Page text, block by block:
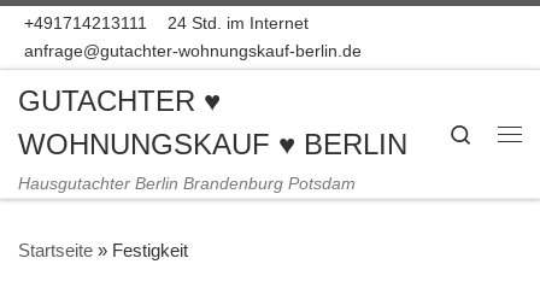
Zum Inhalt springen
+491714213111
24 Std. im Internet
anfrage@gutachter-wohnungskauf-berlin.de
GUTACHTER ♥
WOHNUNGSKAUF ♥ BERLIN
Hausgutachter Berlin Brandenburg Potsdam
Search
Startseite » Festigkeit